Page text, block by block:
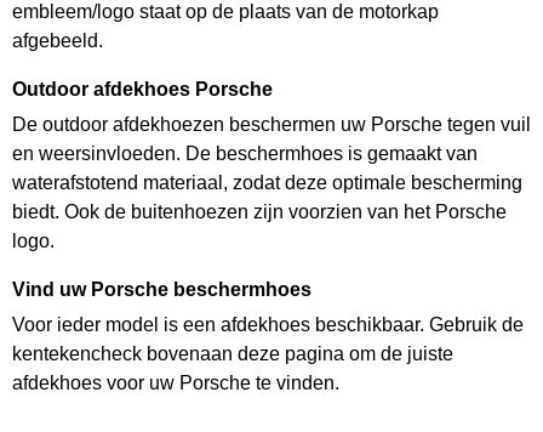
embleem/logo staat op de plaats van de motorkap
afgebeeld.
Outdoor afdekhoes Porsche
De outdoor afdekhoezen beschermen uw Porsche tegen vuil
en weersinvloeden. De beschermhoes is gemaakt van
waterafstotend materiaal, zodat deze optimale bescherming
biedt. Ook de buitenhoezen zijn voorzien van het Porsche
logo.
Vind uw Porsche beschermhoes
Voor ieder model is een afdekhoes beschikbaar. Gebruik de
kentekencheck bovenaan deze pagina om de juiste
afdekhoes voor uw Porsche te vinden.